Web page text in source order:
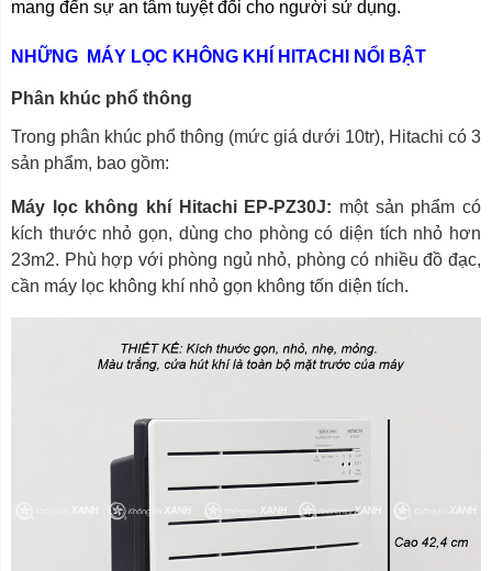
mang đến sự an tâm tuyệt đối cho người sử dụng.
NHỮNG MÁY LỌC KHÔNG KHÍ HITACHI NỔI BẬT
Phân khúc phổ thông
Trong phân khúc phổ thông (mức giá dưới 10tr), Hitachi có 3
sản phẩm, bao gồm:
Máy lọc không khí Hitachi EP-PZ30J: một sản phẩm có
kích thước nhỏ gọn, dùng cho phòng có diện tích nhỏ hơn
23m2. Phù hợp với phòng ngủ nhỏ, phòng có nhiều đồ đạc,
cần máy lọc không khí nhỏ gọn không tốn diện tích.